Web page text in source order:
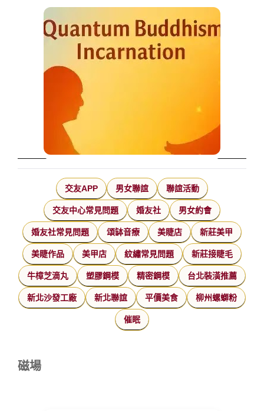
交友APP 男女聯誼 聯誼活動
交友中心常見問題 婚友社 男女約會
婚友社常見問題 頌缽音療 美睫店 新莊美甲
美睫作品 美甲店 紋繡常見問題 新莊接睫毛
牛樟芝滴丸 塑膠鋼模 精密鋼模 台北裝潢推薦
新北沙發工廠 新北聯誼 平價美食 柳州螺螄粉
催眠
磁場